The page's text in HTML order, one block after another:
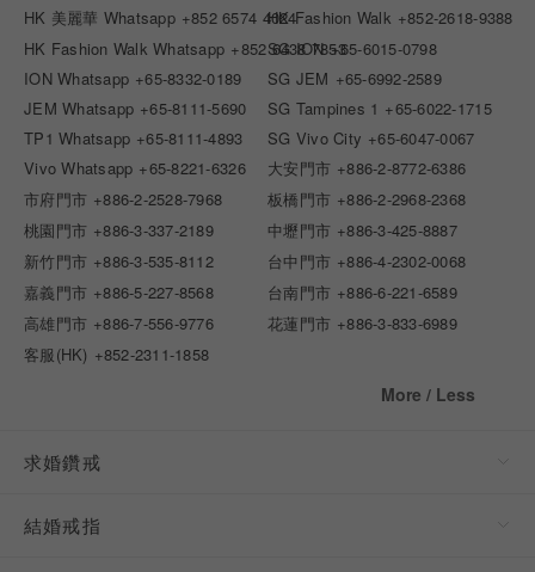
HK 美麗華 Whatsapp +852 6574 4024HK Fashion Walk +852-2618-9388
HK Fashion Walk Whatsapp +852 6438 7853
SG ION +65-6015-0798
ION Whatsapp +65-8332-0189 SG JEM +65-6992-2589
JEM Whatsapp +65-8111-5690 SG Tampines 1 +65-6022-1715
TP1 Whatsapp +65-8111-4893 SG Vivo City +65-6047-0067
Vivo Whatsapp +65-8221-6326 大安門市 +886-2-8772-6386
市府門市 +886-2-2528-7968 板橋門市 +886-2-2968-2368
桃園門市 +886-3-337-2189 中壢門市 +886-3-425-8887
新竹門市 +886-3-535-8112 台中門市 +886-4-2302-0068
嘉義門市 +886-5-227-8568 台南門市 +886-6-221-6589
高雄門市 +886-7-556-9776 花蓮門市 +886-3-833-6989
客服(HK) +852-2311-1858
More / Less
求婚鑽戒
結婚戒指